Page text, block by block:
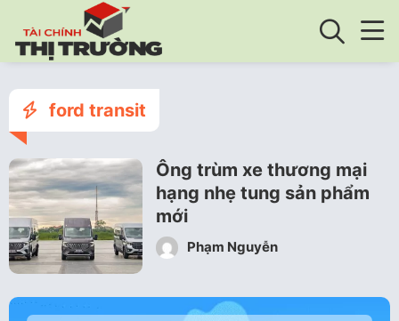
ford transit
Ông trùm xe thương mại
hạng nhẹ tung sản phẩm
mới
Phạm Nguyễn